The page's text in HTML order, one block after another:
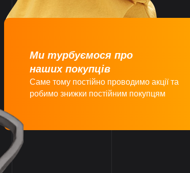
Ми турбуємося про
наших покупців
Саме тому постійно проводимо акції та
робимо знижки постійним покупцям